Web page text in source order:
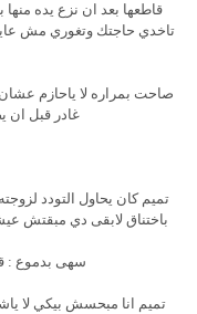
قاطعها بعد ان نزع يده
تاخدي حاجتك وتغوري مش
صاحت بمراره لا ياحازم
غادر قبل ان
تميم كان يحاول التودد
باختناق لابقى دي مبقتش
سهى بدموع :
تميم انا مبحسش بيكي لا